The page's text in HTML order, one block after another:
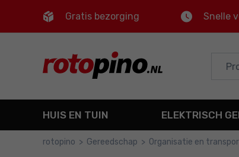
Control M
Hoofdmenu
Producten
Gratis bezorging Snelle
HUIS EN TUIN ELEKTRISCH
rotopino > Gereedschap > Organisatie en